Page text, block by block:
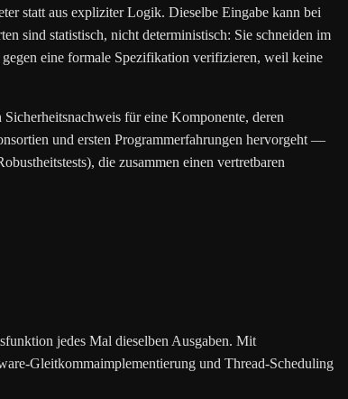
statt aus expliziter Logik. Dieselbe Eingabe kann bei
sind statistisch, nicht deterministisch: Sie schneiden im
eine formale Spezifikation verifizieren, weil keine
für eine Komponente, deren
und ersten Programmerfahrungen hervorgeht —
die zusammen einen vertretbaren
jedes Mal dieselben Ausgaben. Mit
Gleitkommaimplementierung und Thread-Scheduling